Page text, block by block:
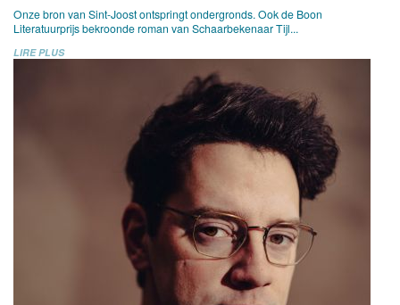
Onze bron van Sint-Joost ontspringt ondergronds. Ook de Boon
Literatuurprijs bekroonde roman van Schaarbekenaar Tijl...
LIRE PLUS